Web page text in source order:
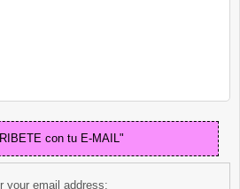
con tu E-MAIL"
your email address: